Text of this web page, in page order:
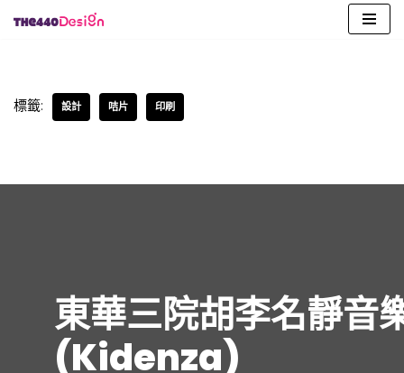
content
標籤: 設計 咭片 印刷
東華三院胡李名靜音
(Kidenza)